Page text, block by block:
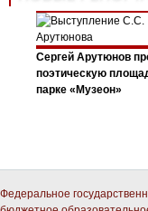
Сергей Арутюнов
поэтическую
парке «Музеон»
Федеральное